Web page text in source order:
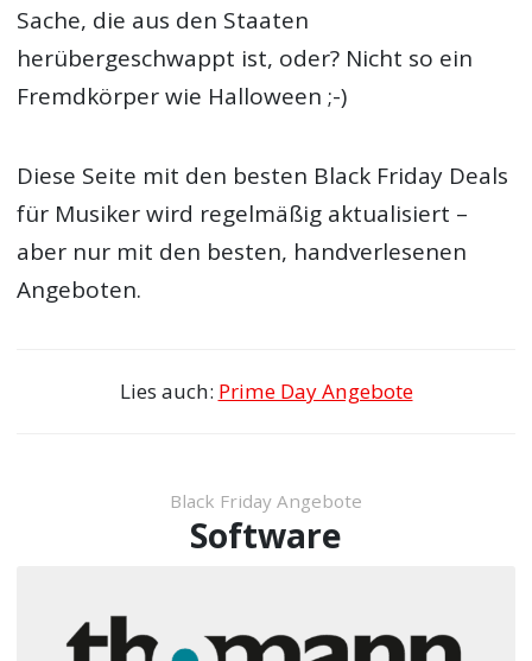
Sache, die aus den Staaten
herübergeschwappt ist, oder? Nicht so ein
Fremdkörper wie Halloween ;-)
Diese Seite mit den besten Black Friday Deals
für Musiker wird regelmäßig aktualisiert –
aber nur mit den besten, handverlesenen
Angeboten.
Lies auch: Prime Day Angebote
Black Friday Angebote
Software